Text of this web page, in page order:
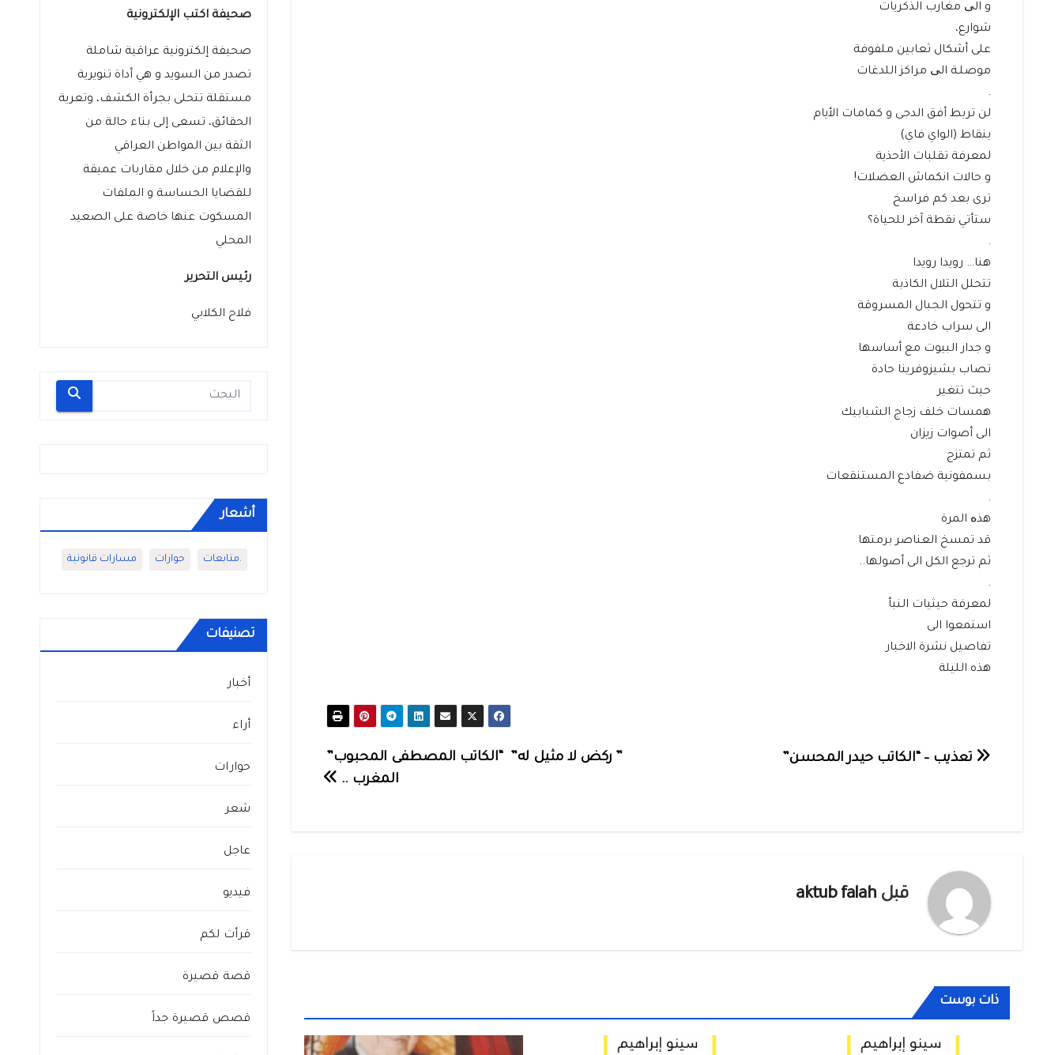
و الی مغارب الذكريات
شوارع،
على أشكال ثعابين ملفوفة
موصلـة الی مراكز اللدغات
.
لن تربط أفق الدجى و كمامات الأيام
بنقاط (الواي فاي)
لمعرفة تقلبات الأحذية
و حالات انكماش العضلات!
ترى بعد كم فراسخ
ستأتي نقطة آخر للحياة؟
.
هنا… رويدا رويدا
تتحلل التلال الكاذبة
و تتحول الجبال المسروقة
الى سراب خادعة
و جدار البيوت مع أساسها
تصاب بشيزوفرينا حادة
حيث تتغير
همسات خلف زجاج الشبابيك
الى أصوات زيزان
ثم تمتزج
بسمفونية ضفادع المستنقعات
.
هذە المرة
قد تمسخ العناصر برمتها
ثم ترجع الكل الى أصولها..
.
لمعرفة حيثيات النبأ
استمعوا الى
تفاصيل نشرة الاخبار
هذه الليلة
تصفّح
” ركض لا مثيل له” “الكاتب المصطفى المحبوب”
المغرب ..
تعذيب – “الكاتب حيدر المحسن”
قبلaktub falah
ذات بوست
صحيفة اكتب الإلكترونية
صحيفة إلكترونية عراقية شاملة
تصدر من السويد و هي أداة تنويرية
مستقلة تتحلى بجرأة الكشف، وتعرية
الحقائق، تسعى إلى بناء حالة من
الثقة بين المواطن العراقي
والإعلام من خلال مقاربات عميقة
للقضايا الحساسة و الملفات
المسكوت عنها خاصة على الصعيد
المحلي
رئيس التحرير
فلاح الكلابي
أشعار
.متابعات حوارات مسارات قانونية
تصنيفات
أخبار
أراء
حوارات
شعر
عاجل
فيديو
قرأت لكم
قصة قصيرة
قصص قصيرة جداً